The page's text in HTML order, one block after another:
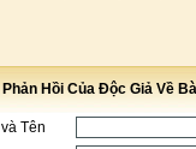
Phản Hồi Của Độc Giả Về
Tên